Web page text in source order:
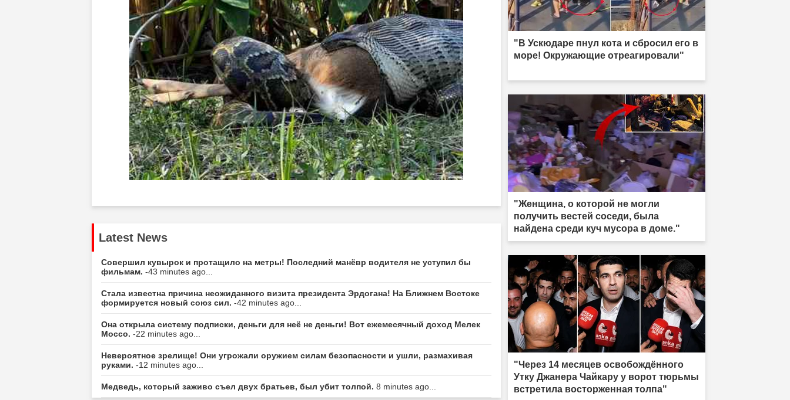
Latest News
Совершил кувырок и протащило на метры! Последний манёвр водителя не уступил бы
фильмам. -43 minutes ago...
Стала известна причина неожиданного визита президента Эрдогана! На Ближнем Востоке
формируется новый союз сил. -42 minutes ago...
Она открыла систему подписки, деньги для неё не деньги! Вот ежемесячный доход Мелек
Моссо. -22 minutes ago...
Невероятное зрелище! Они угрожали оружием силам безопасности и ушли, размахивая
руками. -12 minutes ago...
Медведь, который заживо съел двух братьев, был убит толпой. 8 minutes ago...
"В Ускюдаре пнул кота и сбросил его в
море! Окружающие отреагировали"
"Женщина, о которой не могли
получить вестей соседи, была
найдена среди куч мусора в доме."
"Через 14 месяцев освобождённого
Утку Джанера Чайкару у ворот тюрьмы
встретила восторженная толпа"